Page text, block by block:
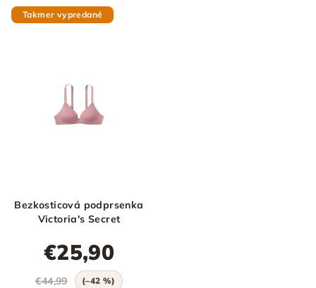
Takmer vypredané
Bezkosticová podprsenka
Victoria's Secret
€25,90
€44,99 (–42 %)